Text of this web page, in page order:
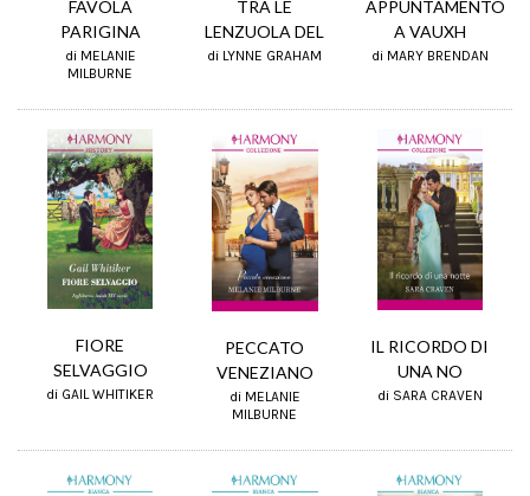
FAVOLA
PARIGINA
di MELANIE
MILBURNE
TRA LE
LENZUOLA DEL
di LYNNE GRAHAM
APPUNTAMENTO
A VAUXH
di MARY BRENDAN
FIORE
SELVAGGIO
di GAIL WHITIKER
PECCATO
VENEZIANO
di MELANIE
MILBURNE
IL RICORDO DI
UNA NO
di SARA CRAVEN